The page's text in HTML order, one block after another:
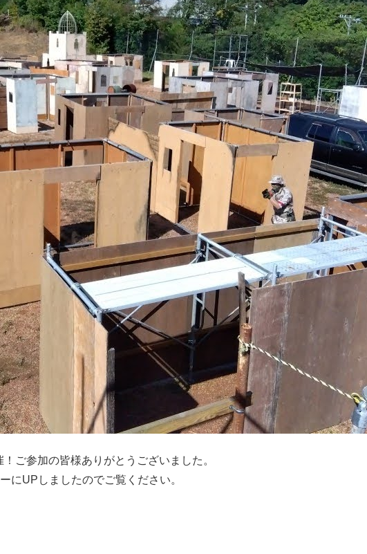
ご参加の皆様ありがとうございました。
にUPしましたのでご覧ください。